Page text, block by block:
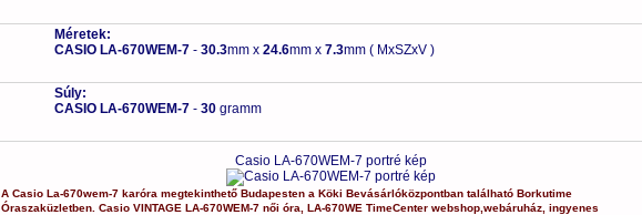
Méretek:
CASIO LA-670WEM-7- 30.3mm x 24.6mm x 7.3mm ( MxSZxV )
Súly:
CASIO LA-670WEM-7- 30 gramm
Casio LA-670WEM-7 portré kép
A Casio La-670wem-7 karóra megtekinthető Budapesten a Köki Bevásárlóközpontbantalálható Borkutime
Óraszaküzletben. Casio VINTAGE LA-670WEM-7 női óra LA-670WE TimeCenter webshop, webáruház, ingyenes